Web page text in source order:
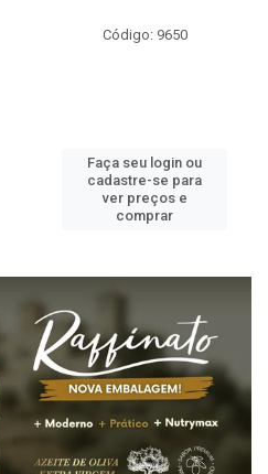
Código: 9650
Faça seu login ou
cadastre-se para
ver preços e
comprar